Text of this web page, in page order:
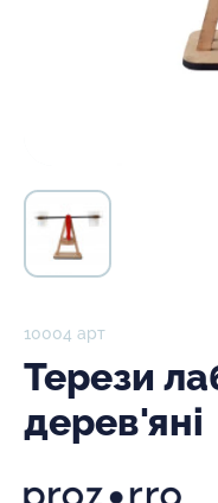
10004 арт
Терези
дерев'яні